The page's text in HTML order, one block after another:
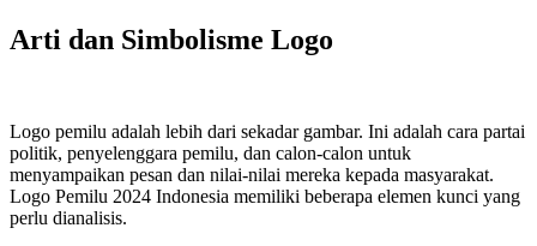
Arti dan Simbolisme Logo
Logo pemilu adalah lebih dari sekadar gambar. Ini adalah cara partai
politik, penyelenggara pemilu, dan calon-calon untuk
menyampaikan pesan dan nilai-nilai mereka kepada masyarakat.
Logo Pemilu 2024 Indonesia memiliki beberapa elemen kunci yang
perlu dianalisis.